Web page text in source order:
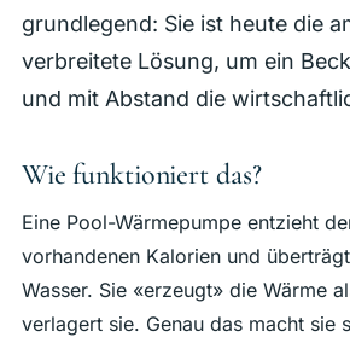
Kostenlose Offerte
grundlegend: Sie ist heute die
verbreitete Lösung, um ein
und mit Abstand die
Wie funktioniert das?
Eine Pool-Wärmepumpe entzieht
vorhandenen Kalorien und
Wasser. Sie «erzeugt» die Wärme
verlagert sie. Genau das macht sie